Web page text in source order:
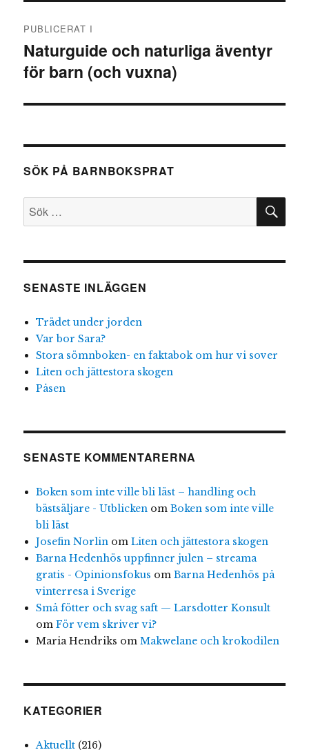
PUBLICERAT I
Naturguide och naturliga äventyr
för barn (och vuxna)
SÖK PÅ BARNBOKSPRAT
Sök
SENASTE INLÄGGEN
Trädet under jorden
Var bor Sara?
Stora sömnboken- en faktabok om hur vi sover
Liten och jättestora skogen
Påsen
SENASTE KOMMENTARERNA
Boken som inte ville bli läst – handling och
bästsäljare - Utblickenom Boken som inte ville
bli läst
Josefin Norlinom Liten och jättestora skogen
Barna Hedenhös uppfinner julen – streama
gratis - Opinionsfokus om Barna Hedenhös på
vinterresa i Sverige
Små fötter och svag saft — Larsdotter Konsult
om För vem skriver vi?
Maria Hendriks om Makwelane och krokodilen
KATEGORIER
Aktuellt(216)